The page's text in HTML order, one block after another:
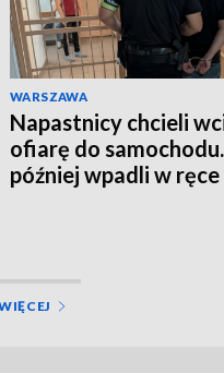
WARSZAWA
Napastnicy chcieli
ofiarę do
później wpadli w